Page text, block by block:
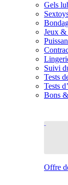
Gels
Jeux &
Suivi
Tests
Tests
Bons
Offre